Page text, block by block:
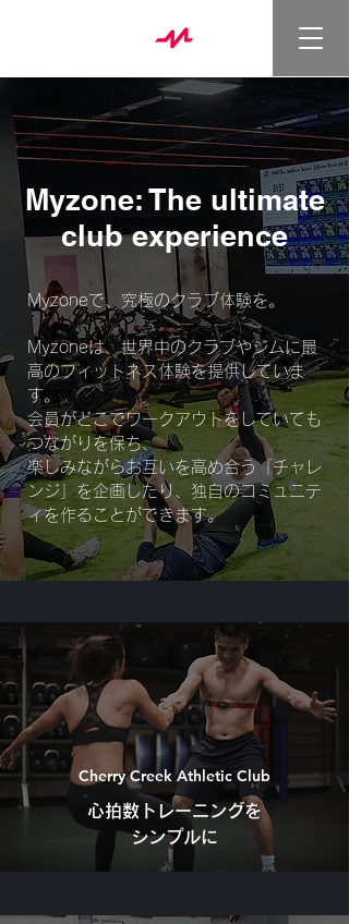
Myzone: The ultimate
club experience
Myzoneで、究極のクラブ体験を。
Myzoneは、世界中のクラブやジムに最
高のフィットネス体験を提供していま
す。
会員がどこでワークアウトをしていても
つながりを保ち、
楽しみながらお互いを高め合う「チャレ
ンジ」を企画したり、独自のコミュニテ
ィを作ることができます。
Cherry Creek Athletic Club
心拍数トレーニングを
シンプルに